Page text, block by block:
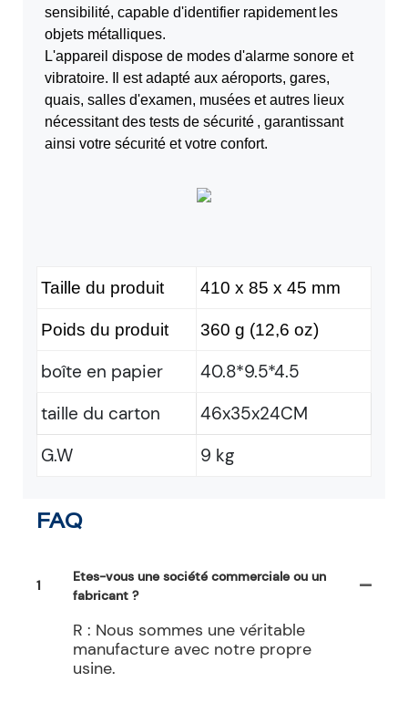
sensibilité, capable d'identifier rapidement les
objets métalliques.
L'appareil dispose de modes d'alarme sonore et
vibratoire. Il est adapté aux aéroports, gares,
quais, salles d'examen, musées et autres lieux
nécessitant des tests de sécurité , garantissant
ainsi votre sécurité et votre confort.
Taille du produit 410 x 85 x 45 mm
Poids du produit 360 g (12,6 oz)
boîte en papier
40.8*9.5*4.5
taille du carton
46x35x24CM
G.W
9 kg
FAQ
1
Etes-vous une société commerciale ou un
fabricant ?
R : Nous sommes une véritable
manufacture avec notre propre
usine.